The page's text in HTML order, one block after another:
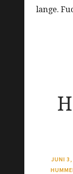
lange.
JUNI 3,